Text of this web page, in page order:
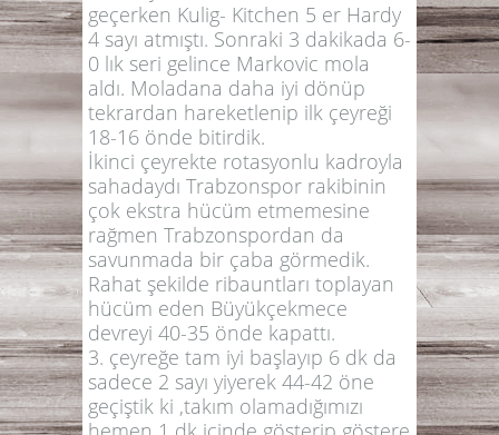
geçerken Kulig- Kitchen 5 er Hardy
4 sayı atmıştı. Sonraki 3 dakikada 6-
0 lık seri gelince Markovic mola
aldı. Moladana daha iyi dönüp
tekrardan hareketlenip ilk çeyreği
18-16 önde bitirdik.
İkinci çeyrekte rotasyonlu kadroyla
sahadaydı Trabzonspor rakibinin
çok ekstra hücüm etmemesine
rağmen Trabzonspordan da
savunmada bir çaba görmedik.
Rahat şekilde ribauntları toplayan
hücüm eden Büyükçekmece
devreyi 40-35 önde kapattı.
3. çeyreğe tam iyi başlayıp 6 dk da
sadece 2 sayı yiyerek 44-42 öne
geçiştik ki ,takım olamadığımızı